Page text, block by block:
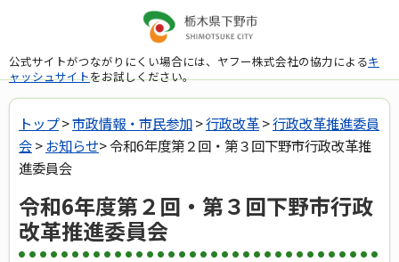
公式サイトがつながりにくい場合には、ヤフー株式会社の協力によるキ
ャッシュサイトをお試しください。
トップ>市政情報・市民参加>行政改革>行政改革推進委員
会>お知らせ> 令和6年度第２回・第３回下野市行政改革推
進委員会
令和6年度第２回・第３回下野市行政
改革推進委員会